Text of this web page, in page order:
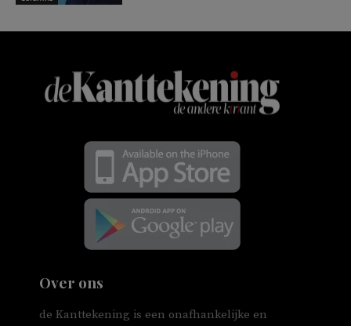
Over ons
de Kanttekening is een onafhankelijke en